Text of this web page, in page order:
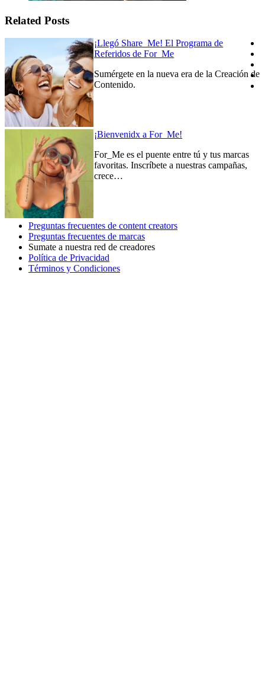
Related Posts
¡Llegó Share_Me! El Programa de
Referidos de For_Me
Sumérgete en la nueva era de la Creación de
Contenido.
¡Bienvenidx a For_Me!
For_Me es el puente entre tú y tus marcas
favoritas. Inscríbete a nuestras campañas,
crece…
Preguntas frecuentes de content creators
Preguntas frecuentes de marcas
Sumate a nuestra red de creadores
Política de Privacidad
Términos y Condiciones